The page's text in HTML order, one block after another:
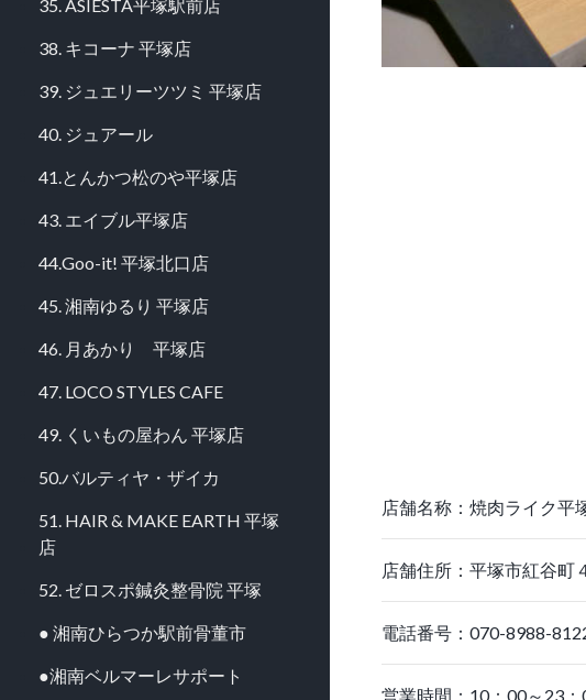
35. ASIESTA平塚駅前店
38. キコーナ 平塚店
39. ジュエリーツツミ 平塚店
40. ジュアール
41.とんかつ松のや平塚店
43. エイブル平塚店
44.Goo-it! 平塚北口店
45. 湘南ゆるり 平塚店
46. 月あかり 平塚店
47. LOCO STYLES CAFE
49. くいもの屋わん 平塚店
50.バルティヤ・ザイカ
51. HAIR & MAKE EARTH 平塚
店
52. ゼロスポ鍼灸整骨院 平塚
● 湘南ひらつか駅前骨董市
●湘南ベルマーレサポート
店舗名称：焼肉ライク平
店舗住所：平塚市紅谷町
電話番号：070-8988-
営業時間：10：00～23：